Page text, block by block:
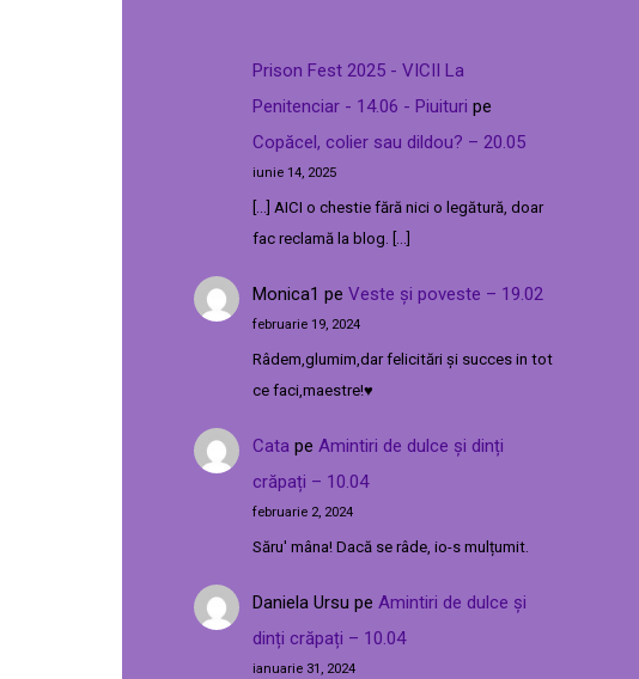
Prison Fest 2025 - VICII La
Penitenciar - 14.06 - Piuituri pe
Copăcel, colier sau dildou? – 20.05
iunie 14, 2025
[…] AICI o chestie fără nici o legătură, doar
fac reclamă la blog. […]
Monica1 pe Veste și poveste – 19.02
februarie 19, 2024
Râdem,glumim,dar felicitări și succes in tot
ce faci,maestre!♥️
Cata pe Amintiri de dulce și dinți
crăpați – 10.04
februarie 2, 2024
Săru' mâna! Dacă se râde, io-s mulțumit.
Daniela Ursu pe Amintiri de dulce și
dinți crăpați – 10.04
ianuarie 31, 2024